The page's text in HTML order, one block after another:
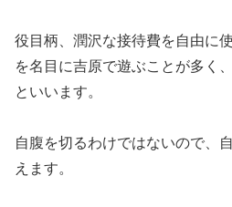
役目柄、潤沢な接待費を自由に
を名目に吉原で遊ぶことが多く
といいます。
自腹を切るわけではないので、
えます。